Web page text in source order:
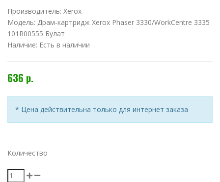
Производитель: Xerox
Модель: Драм-картридж Xerox Phaser 3330/WorkCentre 3335
101R00555 Булат
Наличие: Есть в наличии
636 р.
* Цена действительна только для интернет заказа
Количество